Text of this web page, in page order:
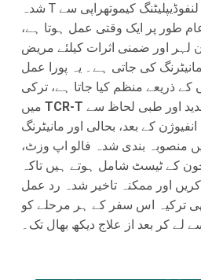
شدہ T سیلز کو فروغ دینے کیلئے لنفوڈیپلیٹنگ کیموتھراپی سے
طور پر ایک وقتی عمل ہوتا ہے،
لہر اور ضمنی اثرات کیلئے مریض
کی جاتی ہے۔ یہ پورا عمل
کے ذریعے منظم کیا جاتا ہے، ترکی
اور طبی لحاظ سے
کے بعد، بحالی اور مانیٹرنگ
بندی شدہ فالو اپ وزٹ،
کے ٹیسٹ شامل ہوتے ہیں تاکہ
اور ممکنہ تاخیر شدہ رد عمل
ترکیہ اس سفر کے ہر مرحلے کو
لے کر بعد از علاج دیکھ بھال تک۔